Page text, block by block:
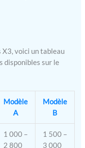
voici un tableau
disponibles sur le
Modèle
A
Modèle
B
1 000 –
2 800
1 500 –
3 000